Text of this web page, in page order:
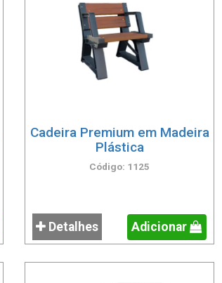
Cadeira Premium em Madeira
Plástica
Código: 1125
Detalhes Adicionar